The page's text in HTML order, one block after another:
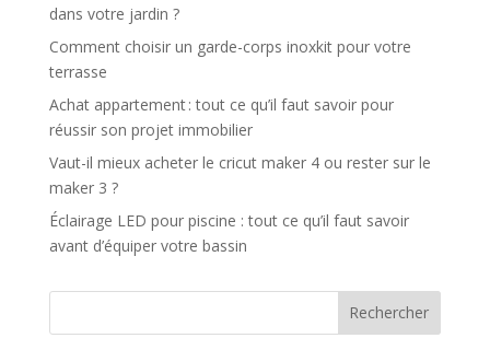
dans votre jardin ?
Comment choisir un garde-corps inoxkit pour votre
terrasse
Achat appartement : tout ce qu’il faut savoir pour
réussir son projet immobilier
Vaut-il mieux acheter le cricut maker 4 ou rester sur le
maker 3 ?
Éclairage LED pour piscine : tout ce qu’il faut savoir
avant d’équiper votre bassin